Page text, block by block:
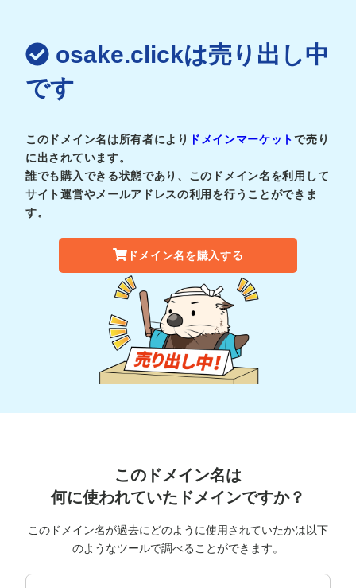
osake.clickは売り出し中
です
このドメイン名は所有者により ドメインマーケットで売り
に出されています。
誰でも購入できる状態であり、このドメイン名を利用して
サイト運営やメールアドレスの利用を行うことができま
す。
ドメイン名を購入する
このドメイン名は
何に使われていたドメインですか？
このドメイン名が過去にどのように使用されていたかは以下
のようなツールで調べることができます。